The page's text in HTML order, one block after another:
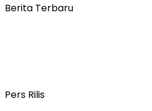
Berita Terbaru
Pers Rilis